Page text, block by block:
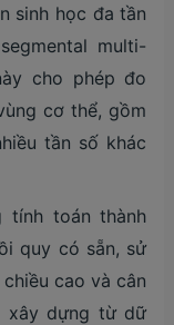
sinh học đa tần
multi-
cho phép đo
cơ thể, gồm
tần số khác
tính toán thành
quy có sẵn, sử
cao và cân
xây dựng từ dữ